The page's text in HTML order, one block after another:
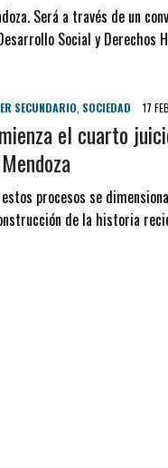
Será a través de un
Social y Derechos
SECUNDARIO SOCIEDAD 17
el cuarto
estos procesos se
de la historia